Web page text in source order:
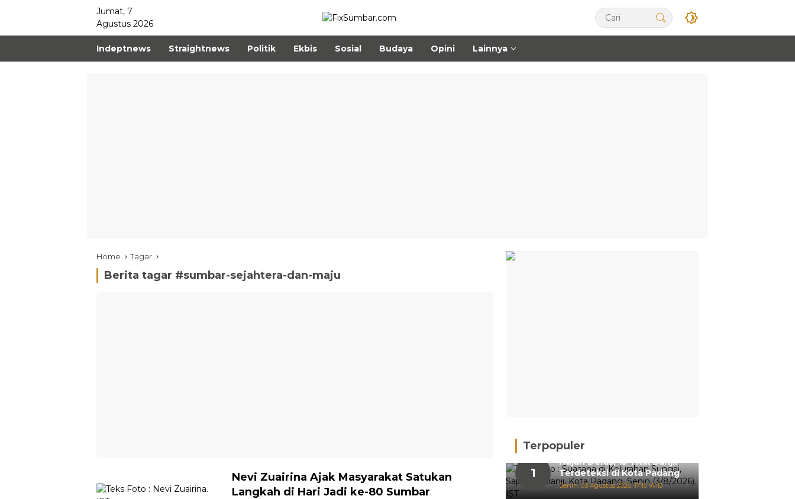
Jumat, 7
Agustus 2026
Indeptnews Straightnews Politik Ekbis Sosial Budaya Opini Lainnya
Home Tagar
Berita tagar #sumbar-sejahtera-dan-maju
Nevi Zuairina Ajak Masyarakat Satukan
Langkah di Hari Jadi ke-80 Sumbar
Terpopuler
1
Hujan Deras, 15 Titik Banjir
Terdeteksi di Kota Padang
Senin, 03 Agustus 2026, 17:10 WIB